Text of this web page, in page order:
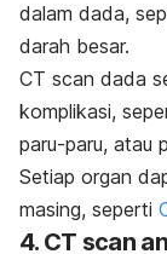
dalam dada,
darah besar.
CT scan dada
komplikasi,
paru-paru, atau
Setiap organ
masing, seperti
4. CT scan